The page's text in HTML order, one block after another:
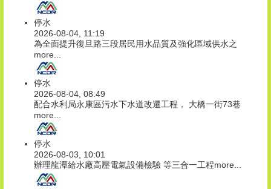
停水
2026-08-04, 11:19
為全面提升復旦路三段居民用水品質及強化區域供水之
more...
停水
2026-08-04, 08:49
配合水利局永康區污水下水道改遷工程， 大橋一街73巷
more...
停水
2026-08-03, 10:01
辦理龍潭給水廠高壓電氣設備檢驗 等三合一工程more...